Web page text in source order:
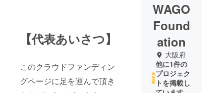
【代表あいさつ】
このクラウドファンディン
グページに足を運んで頂き
WAGO
Found
ation
大阪府
他に1件の
プロジェク
トを掲載し